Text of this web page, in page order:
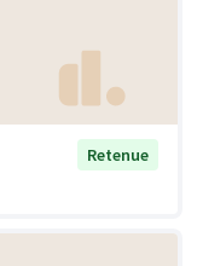
Retenue